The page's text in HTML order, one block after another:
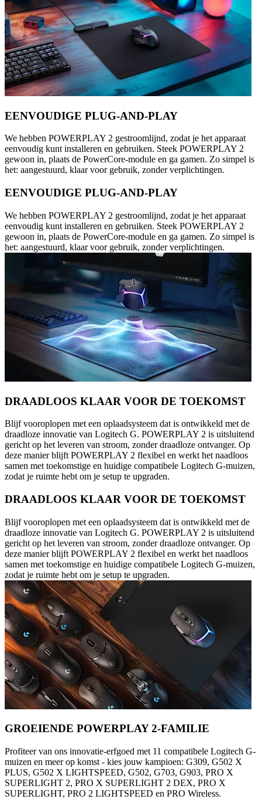
EENVOUDIGE PLUG-AND-PLAY
We hebben POWERPLAY 2 gestroomlijnd, zodat je het apparaat
eenvoudig kunt installeren en gebruiken. Steek POWERPLAY 2
gewoon in, plaats de PowerCore-module en ga gamen. Zo simpel is
het: aangestuurd, klaar voor gebruik, zonder verplichtingen.
EENVOUDIGE PLUG-AND-PLAY
We hebben POWERPLAY 2 gestroomlijnd, zodat je het apparaat
eenvoudig kunt installeren en gebruiken. Steek POWERPLAY 2
gewoon in, plaats de PowerCore-module en ga gamen. Zo simpel is
het: aangestuurd, klaar voor gebruik, zonder verplichtingen.
DRAADLOOS KLAAR VOOR DE TOEKOMST
Blijf vooroplopen met een oplaadsysteem dat is ontwikkeld met de
draadloze innovatie van Logitech G. POWERPLAY 2 is uitsluitend
gericht op het leveren van stroom, zonder draadloze ontvanger. Op
deze manier blijft POWERPLAY 2 flexibel en werkt het naadloos
samen met toekomstige en huidige compatibele Logitech G-muizen,
zodat je ruimte hebt om je setup te upgraden.
DRAADLOOS KLAAR VOOR DE TOEKOMST
Blijf vooroplopen met een oplaadsysteem dat is ontwikkeld met de
draadloze innovatie van Logitech G. POWERPLAY 2 is uitsluitend
gericht op het leveren van stroom, zonder draadloze ontvanger. Op
deze manier blijft POWERPLAY 2 flexibel en werkt het naadloos
samen met toekomstige en huidige compatibele Logitech G-muizen,
zodat je ruimte hebt om je setup te upgraden.
GROEIENDE POWERPLAY 2-FAMILIE
Profiteer van ons innovatie-erfgoed met 11 compatibele Logitech G-
muizen en meer op komst - kies jouw kampioen: G309, G502 X
PLUS, G502 X LIGHTSPEED, G502, G703, G903, PRO X
SUPERLIGHT 2, PRO X SUPERLIGHT 2 DEX, PRO X
SUPERLIGHT, PRO 2 LIGHTSPEED en PRO Wireless.